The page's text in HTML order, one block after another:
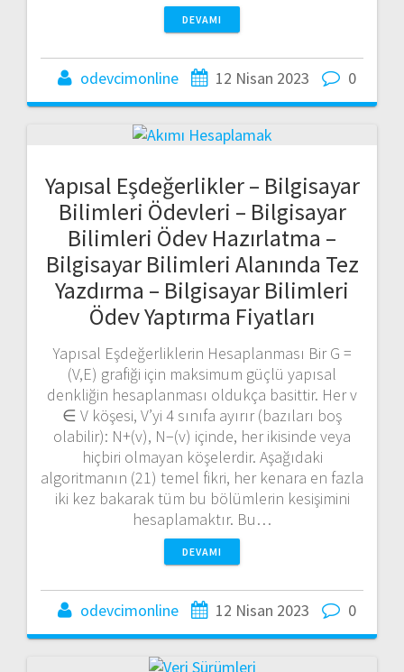
DEVAMI
odevcimonline 12 Nisan 2023 0
Yapısal Eşdeğerlikler – Bilgisayar
Bilimleri Ödevleri – Bilgisayar
Bilimleri Ödev Hazırlatma –
Bilgisayar Bilimleri Alanında Tez
Yazdırma – Bilgisayar Bilimleri
Ödev Yaptırma Fiyatları
Yapısal Eşdeğerliklerin Hesaplanması Bir G =
(V,E) grafiği için maksimum güçlü yapısal
denkliğin hesaplanması oldukça basittir. Her v
∈ V köşesi, V’yi 4 sınıfa ayırır (bazıları boş
olabilir): N+(v), N−(v) içinde, her ikisinde veya
hiçbiri olmayan köşelerdir. Aşağıdaki
algoritmanın (21) temel fikri, her kenara en fazla
iki kez bakarak tüm bu bölümlerin kesişimini
hesaplamaktır. Bu…
DEVAMI
odevcimonline 12 Nisan 2023 0